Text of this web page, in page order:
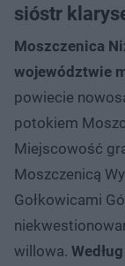
sióstr
Moszczenica
województwie
powiecie
potokiem
Miejscowość
Moszczenicą
Gołkowicami
willowa.